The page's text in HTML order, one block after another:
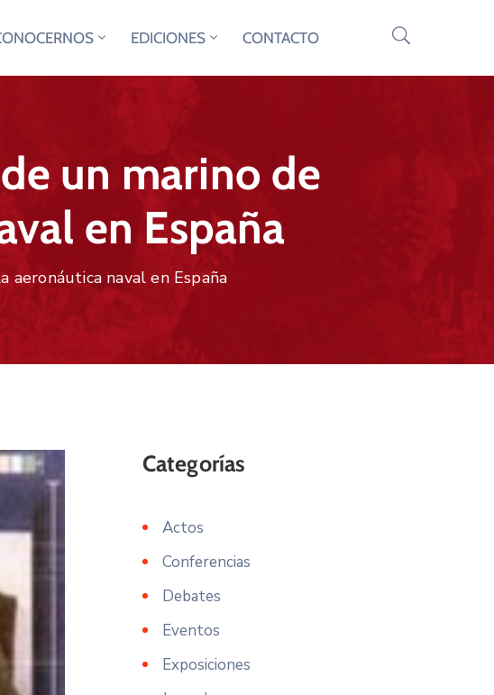
EDICIONES CONTACTO
un marino de
en España
naval en España
Actos
Conferencias
Debates
Eventos
Exposiciones